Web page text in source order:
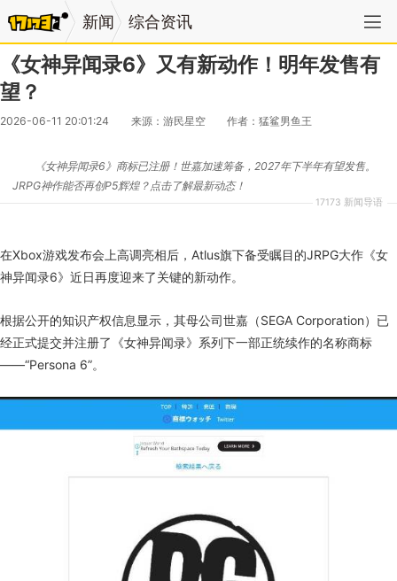
新闻 综合资讯
《女神异闻录6》又有新动作！明年发售有
望？
2026-06-11 20:01:24 来源：游民星空 作者：猛鲨男鱼王
17173 新闻导语
《女神异闻录6》商标已注册！世嘉加速筹备，2027年下半年有望发售。
JRPG神作能否再创P5辉煌？点击了解最新动态！
在Xbox游戏发布会上高调亮相后，Atlus旗下备受瞩目的JRPG大作《女
神异闻录6》近日再度迎来了关键的新动作。
根据公开的知识产权信息显示，其母公司世嘉（SEGA Corporation）已
经正式提交并注册了《女神异闻录》系列下一部正统续作的名称商标
——“Persona 6”。